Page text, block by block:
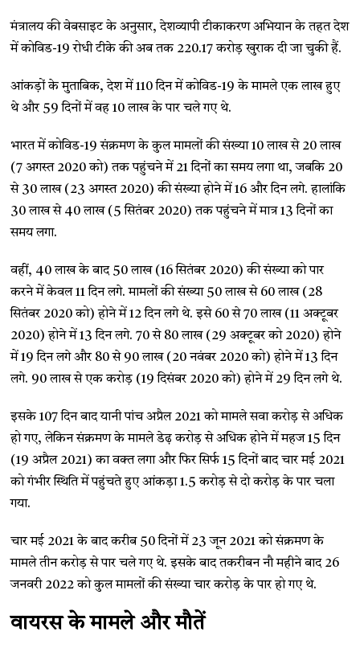
मंत्रालय की वेबसाइट के अनुसार, देशव्यापी टीकाकरण अभियान के तहत देश
में कोविड-19 रोधी टीके की अब तक 220.17 करोड़ खुराक दी जा चुकी हैं.
आंकड़ों के मुताबिक, देश में 110 दिन में कोविड-19 के मामले एक लाख हुए
थे और 59 दिनों में वह 10 लाख के पार चले गए थे.
भारत में कोविड-19 संक्रमण के कुल मामलों की संख्या 10 लाख से 20 लाख
(7 अगस्त 2020 को) तक पहुंचने में 21 दिनों का समय लगा था, जबकि 20
से 30 लाख (23 अगस्त 2020) की संख्या होने में 16 और दिन लगे. हालांकि
30 लाख से 40 लाख (5 सितंबर 2020) तक पहुंचने में मात्र 13 दिनों का
समय लगा.
वहीं, 40 लाख के बाद 50 लाख (16 सितंबर 2020) की संख्या को पार
करने में केवल 11 दिन लगे. मामलों की संख्या 50 लाख से 60 लाख (28
सितंबर 2020 को) होने में 12 दिन लगे थे. इसे 60 से 70 लाख (11 अक्टूबर
2020) होने में 13 दिन लगे. 70 से 80 लाख (29 अक्टूबर को 2020) होने
में 19 दिन लगे और 80 से 90 लाख (20 नवंबर 2020 को) होने में 13 दिन
लगे. 90 लाख से एक करोड़ (19 दिसंबर 2020 को) होने में 29 दिन लगे थे.
इसके 107 दिन बाद यानी पांच अप्रैल 2021 को मामले सवा करोड़ से अधिक
हो गए, लेकिन संक्रमण के मामले डेढ़ करोड़ से अधिक होने में महज 15 दिन
(19 अप्रैल 2021) का वक्त लगा और फिर सिर्फ 15 दिनों बाद चार मई 2021
को गंभीर स्थिति में पहुंचते हुए आंकड़ा 1.5 करोड़ से दो करोड़ के पार चला
गया.
चार मई 2021 के बाद करीब 50 दिनों में 23 जून 2021 को संक्रमण के
मामले तीन करोड़ से पार चले गए थे. इसके बाद तकरीबन नौ महीने बाद 26
जनवरी 2022 को कुल मामलों की संख्या चार करोड़ के पार हो गए थे.
वायरस के मामले और मौतें